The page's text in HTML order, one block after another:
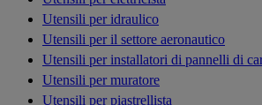
Utensili per idraulico
Utensili per il settore aeronautico
Utensili per installatori di pannelli di
Utensili per muratore
Utensili per piastrellista